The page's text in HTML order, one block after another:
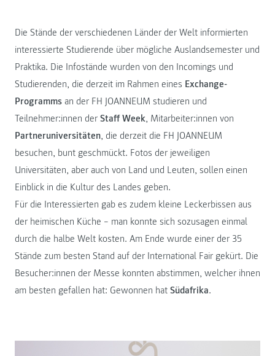
Die Stände der verschiedenen Länder der Welt informierten
interessierte Studierende über mögliche Auslandsemester und
Praktika. Die Infostände wurden von den Incomings und
Studierenden, die derzeit im Rahmen eines Exchange-
Programms an der FH JOANNEUM studieren und
Teilnehmer:innen der Staff Week, Mitarbeiter:innen von
Partneruniversitäten, die derzeit die FH JOANNEUM
besuchen, bunt geschmückt. Fotos der jeweiligen
Universitäten, aber auch von Land und Leuten, sollen einen
Einblick in die Kultur des Landes geben.
Für die Interessierten gab es zudem kleine Leckerbissen aus
der heimischen Küche – man konnte sich sozusagen einmal
durch die halbe Welt kosten. Am Ende wurde einer der 35
Stände zum besten Stand auf der International Fair gekürt. Die
Besucher:innen der Messe konnten abstimmen, welcher ihnen
am besten gefallen hat: Gewonnen hat Südafrika.